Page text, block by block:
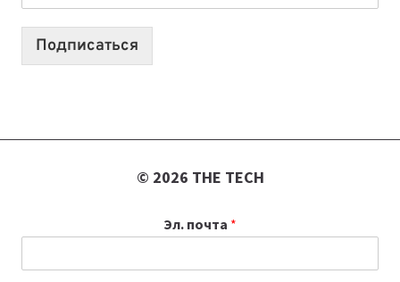
2026:
10
Подписаться
© 2026 THE TECH
Эл. почта *